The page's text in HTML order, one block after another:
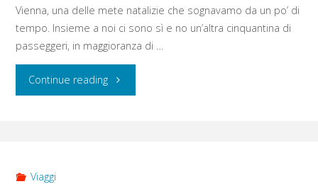
Oberes
Belvedere"
Vienna, una delle mete natalizie che sognavamo da un po’ di
tempo. Insieme a noi ci sono sì e no un’altra cinquantina di
passeggeri, in maggioranza di …
Continue reading"Giovedì
Viaggi